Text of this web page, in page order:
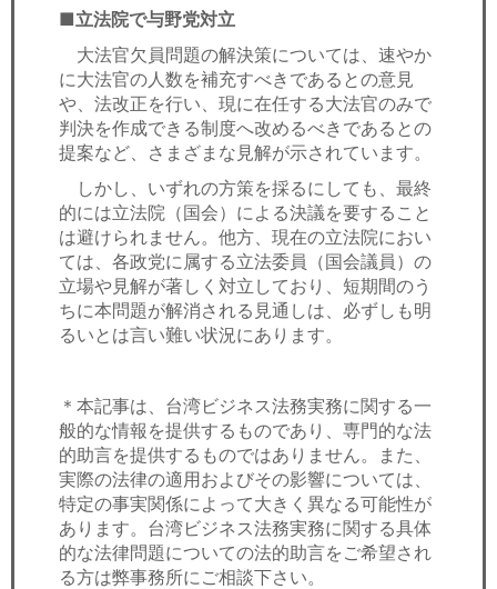
■立法院で与野党対立
大法官欠員問題の解決策については、速やか
に大法官の人数を補充すべきであるとの意見
や、法改正を行い、現に在任する大法官のみで
判決を作成できる制度へ改めるべきであるとの
提案など、さまざまな見解が示されています。
しかし、いずれの方策を採るにしても、最終
的には立法院（国会）による決議を要すること
は避けられません。他方、現在の立法院におい
ては、各政党に属する立法委員（国会議員）の
立場や見解が著しく対立しており、短期間のう
ちに本問題が解消される見通しは、必ずしも明
るいとは言い難い状況にあります。
＊本記事は、台湾ビジネス法務実務に関する一
般的な情報を提供するものであり、専門的な法
的助言を提供するものではありません。また、
実際の法律の適用およびその影響については、
特定の事実関係によって大きく異なる可能性が
あります。台湾ビジネス法務実務に関する具体
的な法律問題についての法的助言をご希望され
る方は弊事務所にご相談下さい。